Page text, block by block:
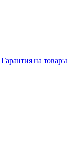
Гарантия на товары